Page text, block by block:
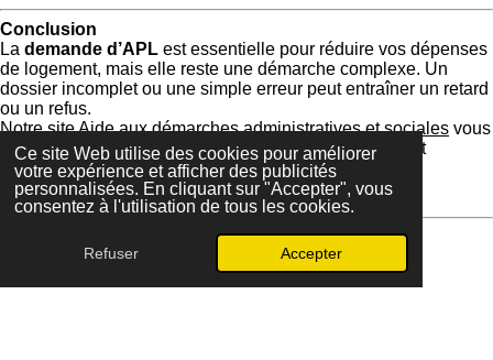
Ce site Web utilise des cookies pour améliorer
votre expérience et afficher des publicités
personnalisées. En cliquant sur "Accepter", vous
consentez à l'utilisation de tous les cookies.
Refuser Accepter
Conclusion
La demande d’APL est essentielle pour réduire vos dépenses
de logement, mais elle reste une démarche complexe. Un
dossier incomplet ou une simple erreur peut entraîner un retard
ou un refus.
Notre siteAide aux démarches administratives et sociales vous
propose un accompagnement personnalisé, efficace et
rassurant pour constituer un dossier solide.
👉Réservez votre accompagnement dès aujourd’hui
© 2025 - 2026 Assistant social et administratif